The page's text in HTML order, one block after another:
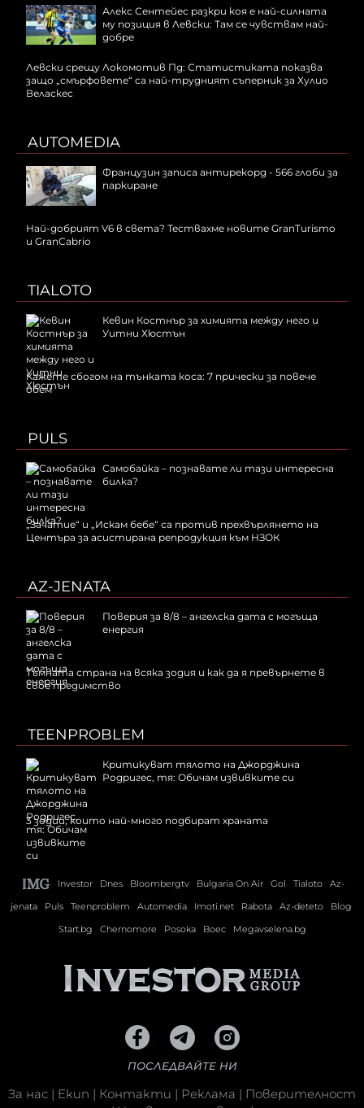
Алекс Сентейес разкри коя е най-силната
му позиция в Левски: Там се чувствам най-
добре
Левски срещу Локомотив Пд: Статистиката показва
защо „смърфовете“ са най-трудният съперник за Хулио
Веласкес
AUTOMEDIA
Французин записа антирекорд - 566 глоби за
паркиране
Най-добрият V6 в света? Тествахме новите GranTurismo
и GranCabrio
TIALOTO
Кевин Костнър за химията между него и
Уитни Хюстън
Кажете сбогом на тънката коса: 7 прически за повече
обем
PULS
Самобайка – познавате ли тази интересна
билка?
„Зачатие“ и „Искам бебе“ са против прехвърлянето на
Центъра за асистирана репродукция към НЗОК
AZ-JENATA
Поверия за 8/8 – ангелска дата с могъща
енергия
Тъмната страна на всяка зодия и как да я превърнете в
свое предимство
TEENPROBLEM
Критикуват тялото на Джорджина
Родригес, тя: Обичам извивките си
3 зодии, които най-много подбират храната
Investor Dnes Bloombergtv Bulgaria On Air Gol Tialoto
Az-
jenata
Puls Teenproblem Automedia Imoti.net Rabota Az-deteto
Blog
Start.bg
Chernomore Posoka Boec Megavselena.bg
ПОСЛЕДВАЙТЕ НИ
За нас | Екип | Контакти | Реклама | Поверителност